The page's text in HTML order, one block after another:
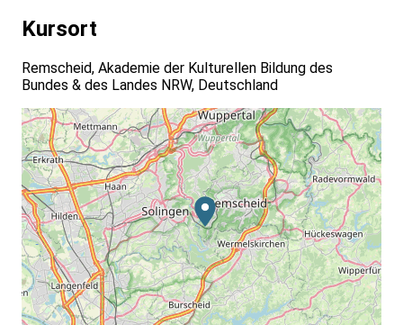
Kursort
Remscheid, Akademie der Kulturellen Bildung des
Bundes & des Landes NRW, Deutschland